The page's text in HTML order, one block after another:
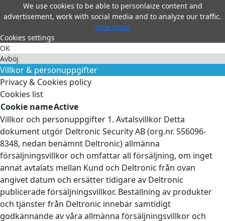
We use cookies to be able to personlaize content and
advertisement, work with social media and to analyze our traffic.
View more
Cookies settings
OK
Avböj
Villkor & personuppgifter
Privacy & Cookies policy
Cookies list
Cookie nameActive
Villkor och personuppgifter 1. Avtalsvillkor Detta
dokument utgör Deltronic Security AB (org.nr. 556096-
8348, nedan benämnt Deltronic) allmänna
försäljningsvillkor och omfattar all försäljning, om inget
annat avtalats mellan Kund och Deltronic från ovan
angivet datum och ersätter tidigare av Deltronic
publicerade försäljningsvillkor. Beställning av produkter
och tjänster från Deltronic innebär samtidigt
godkännande av våra allmänna försäljningsvillkor och